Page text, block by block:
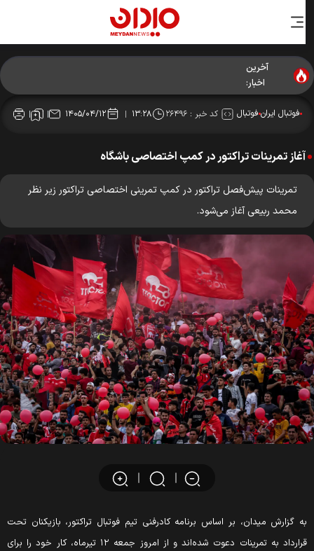
آخرین
اخبار:
فوتبال ایرانفوتبال کد خبر : ۲۶۴۹۶ ۱۳:۲۸ ۱۴۰۵/۰۴/۱۲
آغاز تمرینات تراکتور در کمپ اختصاصی باشگاه
تمرینات پیش‌فصل تراکتور در کمپ تمرینی اختصاصی تراکتور زیر نظر
محمد ربیعی آغاز می‌شود.
گزارش میدان، بر اساس برنامه کادرفنی تیم فوتبال تراکتور، بازیکنان تحت
قرارداد به تمرینات دعوت شده‌اند و از امروز جمعه ۱۲ تیرماه، کار خود را برای